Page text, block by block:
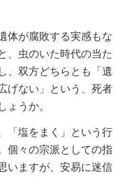
体が腐敗する実感もな
、虫のいた時代の当た
、双方どちらとも「遺
げない」という、死者
ょうか。
「塩をまく」という行
個々の宗派としての指
いますが、安易に迷信